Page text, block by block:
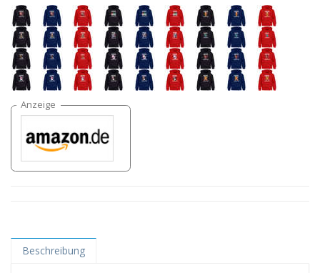
Beschreibung